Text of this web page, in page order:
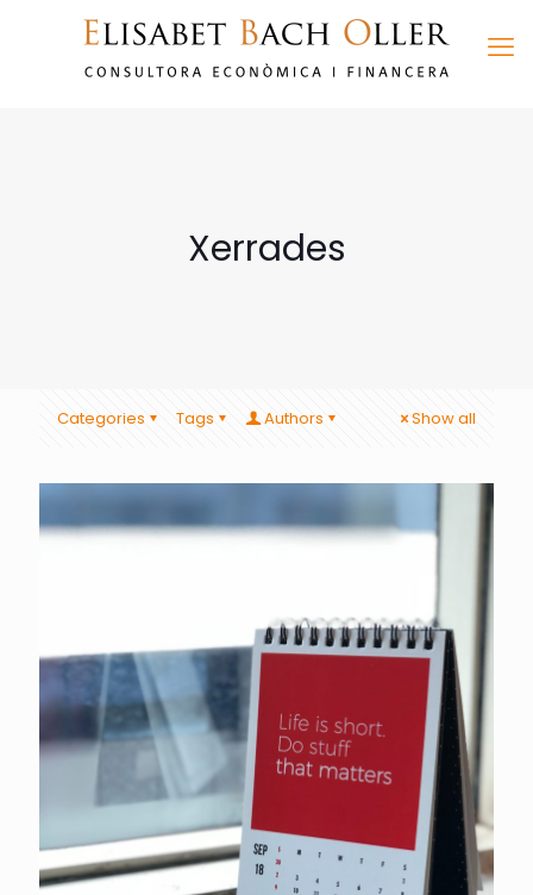
Xerrades
Categories Tags Authors Show all